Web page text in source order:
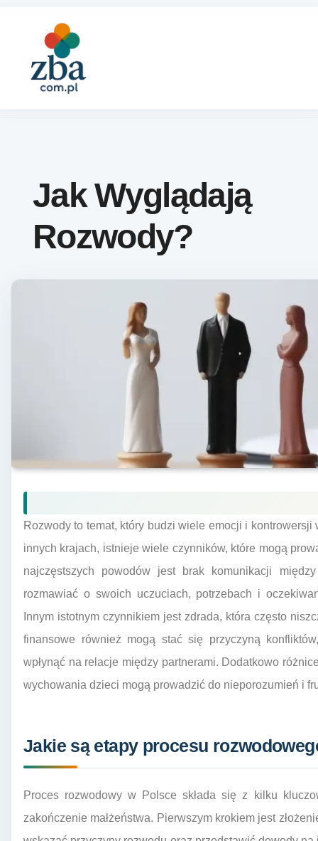
Jak Wyglądają
Rozwody?
Rozwody to temat, który budzi wiele emocji i
innych krajach, istnieje wiele czynników, które mogą
najczęstszych powodów jest brak komunikacji
rozmawiać o swoich uczuciach, potrzebach i
Innym istotnym czynnikiem jest zdrada, która często
finansowe również mogą stać się przyczyną
wpłynąć na relacje między partnerami. Dodatkowo
wychowania dzieci mogą prowadzić do nieporozumień i
Jakie są etapy procesu
Proces rozwodowy w Polsce składa się z kilku
zakończenie małżeństwa. Pierwszym krokiem jest